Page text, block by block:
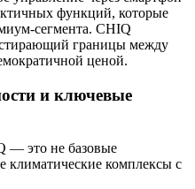
функций, которые
сегмента. CHIQ
стирающий границы между
ценой.
и ключевые
— это не базовые
климатические комплексы с